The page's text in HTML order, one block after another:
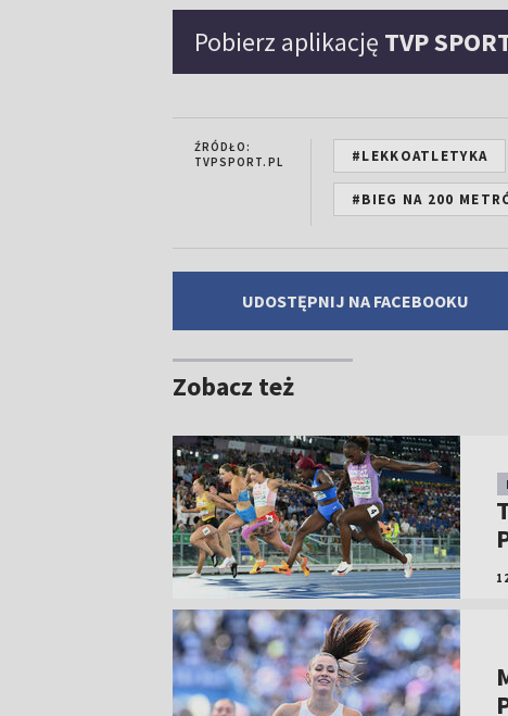
Pobierz aplikację TVP
ŹRÓDŁO:
TVPSPORT.PL
#LEKKOATLETYKA
#BIEG NA 200
UDOSTĘPNIJ NA FACEBOOKU
Zobacz też